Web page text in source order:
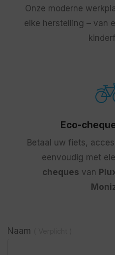
Onze moderne
elke herstelling – van
Eco-
Betaal uw fiets,
eenvoudig met
cheques van
Naam